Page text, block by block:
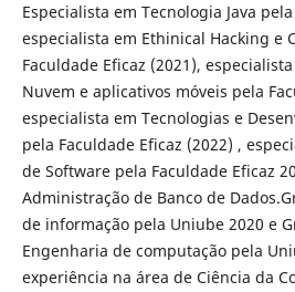
Especialista em Tecnologia Java pela
especialista em Ethinical Hacking e
Faculdade Eficaz (2021),
Nuvem e aplicativos móveis pela
especialista em Tecnologias e
pela Faculdade Eficaz (2022) ,
de Software pela Faculdade Eficaz
Administração de Banco de
de informação pela Uniube 2020 e
Engenharia de computação pela
experiência na área de Ciência da